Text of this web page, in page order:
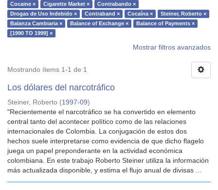
Cocaine × Cigarette Market ×
Contrabando ×
Drogas de Uso Indebido ×
Contraband × Cocaína ×
Steiner, Roberto ×
Balanza Cambiaria ×
Balance of Exchange ×
Balance of Payments ×
[1990 TO 1999] ×
Mostrar filtros avanzados
Mostrando ítems 1-1 de 1
Los dólares del narcotráfico
Steiner, Roberto (1997-09)
"Recientemente el narcotráfico se ha convertido en elemento
central tanto del acontecer político como de las relaciones
internacionales de Colombia. La conjugación de estos dos
hechos suele interpretarse como evidencia de que dicho flagelo
juega un papel preponderante en la actividad económica
colombiana. En este trabajo Roberto Steiner utiliza la información
más actualizada disponible, y estima el flujo anual de divisas ...